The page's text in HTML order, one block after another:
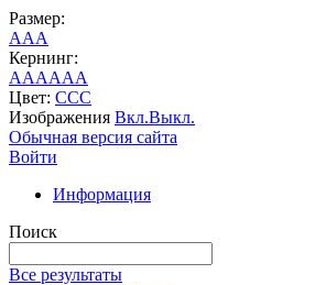
Размер:
AAA
Кернинг:
AAAAAA
Цвет: CCC
Изображения Вкл.Выкл.
Обычная версия сайта
Войти
Информация
Поиск
Все результаты